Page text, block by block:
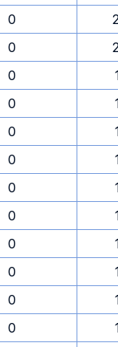
0
0
0
0
0
0
0
0
0
0
0
0